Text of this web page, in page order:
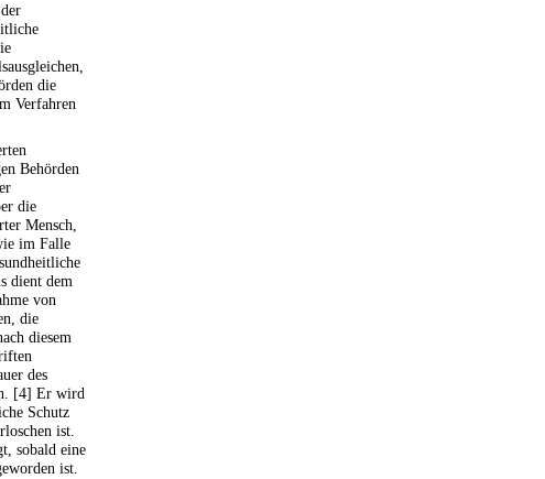
die
Verfahren
Behörden
die
Mensch,
im Falle
dient dem
von
die
diesem
des
[4] Er wird
Schutz
ist.
sobald eine
ist.